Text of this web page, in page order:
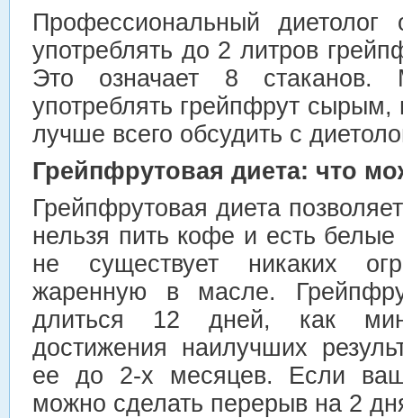
Профессиональный диетолог
употреблять до 2 литров
Это означает 8 стаканов.
употреблять грейпфрут сырым,
лучше всего обсудить с
Грейпфрутовая диета: что
Грейпфрутовая диета
нельзя пить кофе и есть
не существует никаких
жаренную в масле.
длиться 12 дней, как
достижения наилучших
ее до 2-х месяцев. Если ваш
можно сделать перерыв на 2